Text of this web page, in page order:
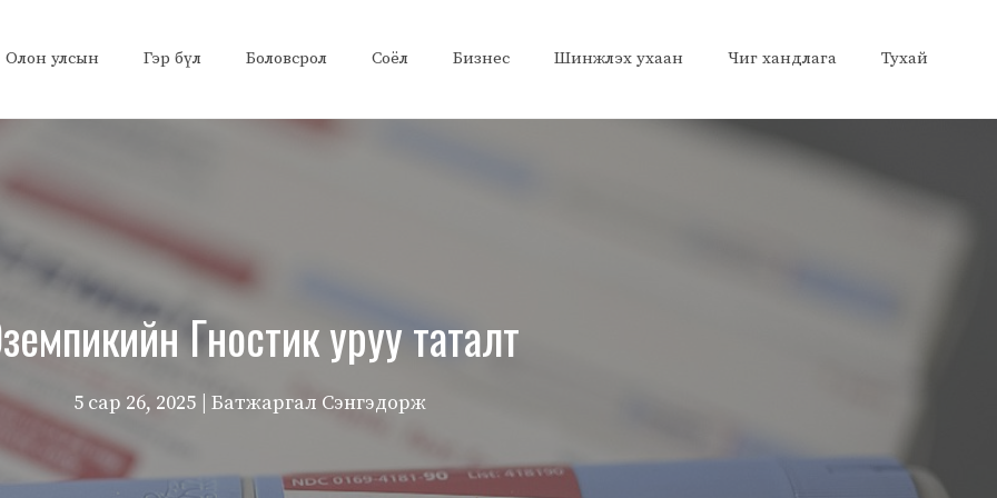
Олон улсын Гэр бүл Боловсрол Соёл Бизнес Шинжлэх ухаан Чиг хандлага Тухай
Гностик уруу таталт
5 сар 26, 2025 | Батжаргал Сэнгэдорж